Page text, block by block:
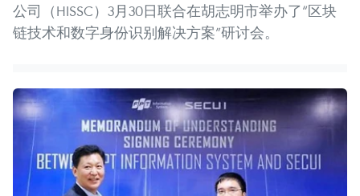
公司（HISSC）3月30日联合在胡志明市举办了“区块
链技术和数字身份识别解决方案”研讨会。